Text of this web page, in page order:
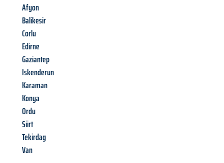
Afyon
Balikesir
Corlu
Edirne
Gaziantep
Iskenderun
Karaman
Konya
Ordu
Siirt
Tekirdag
Van